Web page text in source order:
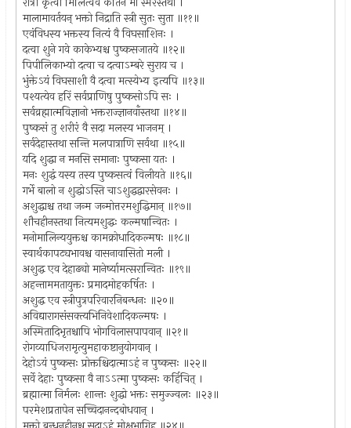
मालामावर्तयन् भक्तो निद्राति स्त्री सुतः सुता ॥११॥
एवंविधस्य भक्तस्य नित्यं वै विघसाशिनः ।
दत्वा शुने गवे काकेभ्यश्च पुष्कसजातये ॥१२॥
पिपीलिकाभ्यो दत्वा च दत्वाऽम्बरे सुराय च ।
भुंक्तेऽयं विघसाशी वै दत्वा मत्स्येभ्य इत्यपि ॥१३॥
पश्यत्येव हरिं सर्वप्राणिषु पुष्कसोऽपि सः ।
सर्वव्रह्मात्मविज्ञानो भक्तराज्ज्ञानवाँस्तथा ॥१४॥
पुष्कसं तु शरीरं वै सदा मलस्य भाजनम् ।
सर्वदेहास्तथा सन्ति मलपात्राणि सर्वथा ॥१५॥
यदि शुद्धा न मनसि समानाः पुष्कसा यतः ।
मनः शुद्धं यस्य तस्य पुष्कसत्वं विलीयते ॥१६॥
गर्भे बालो न शुद्धोऽस्ति चाऽशुद्धद्वारसेवनः ।
अशुद्धाश्च तथा जन्म जन्मोत्तरमशुद्धिमान् ॥१७॥
शौचहीनस्तथा नित्यमशुद्धः कल्मषान्वितः ।
मनोमालिन्ययुक्तश्च कामक्रोधादिकल्मषः ॥१८॥
स्वार्थकापट्यभावश्च वासनावासितो मली ।
अशुद्ध एव देहाढ्यो मानेर्ष्यामत्सरान्वितः ॥१९॥
अहन्ताममतायुक्तः प्रमादमोहकर्षितः ।
अशुद्ध एव स्त्रीपुत्रपरिवारनिबन्धनः ॥२०॥
अविद्यारागसंसक्त्यभिनिवेशादिकल्मषः ।
अस्मितादिभृतश्चापि भोगविलासपापवान् ॥२१॥
रोगव्याधिजरामृत्युमहाकष्टानुयोगवान् ।
देहोऽयं पुष्कसः प्रोक्तश्चिदात्माऽहं न पुष्कसः ॥२२॥
सर्वे देहाः पुष्कसा वै नाऽऽत्मा पुष्कसः कर्हिचित् ।
ब्रह्मात्मा निर्मलः शान्तः शुद्धो भक्तः समुज्ज्वलः ॥२३॥
परमेशप्रतापेन सच्चिदानन्दबोधवान् ।